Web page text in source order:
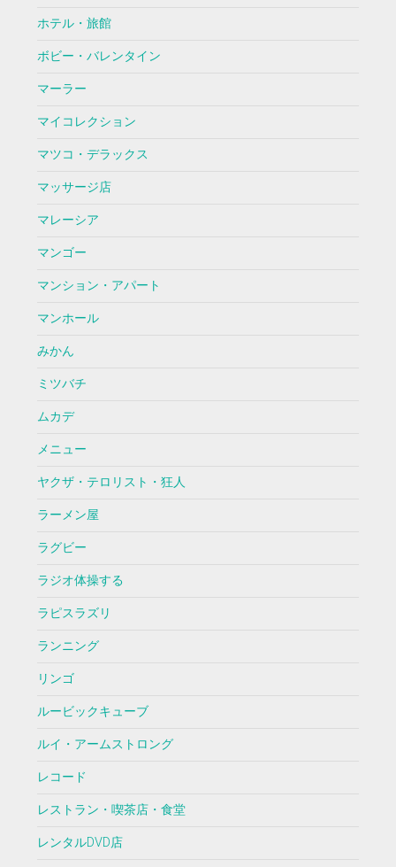
ホテル・旅館
ボビー・バレンタイン
マーラー
マイコレクション
マツコ・デラックス
マッサージ店
マレーシア
マンゴー
マンション・アパート
マンホール
みかん
ミツバチ
ムカデ
メニュー
ヤクザ・テロリスト・狂人
ラーメン屋
ラグビー
ラジオ体操する
ラピスラズリ
ランニング
リンゴ
ルービックキューブ
ルイ・アームストロング
レコード
レストラン・喫茶店・食堂
レンタルDVD店